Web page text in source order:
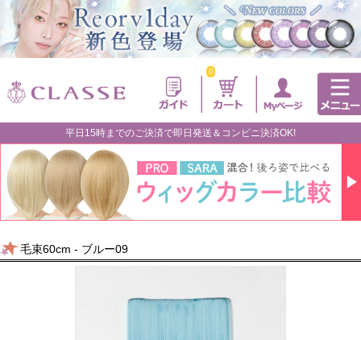
0
平日15時までのご決済で即日発送＆コンビニ決済OK!
毛束60cm - ブルー09